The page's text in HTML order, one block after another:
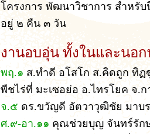
โครงการ พัฒนาวิชาการ สำหรั
อยู่ ๒ คืน ๓ วัน
งานอบอุ่น ทั้งในและนอ
พฤ.๑ ส.ทำดี อโสโก ส.คิดถูก ทิฏ
พืชไร่ที่ มะเซอย่อ อ.ไทรโยค จ.
จ.๕ ดร.ขวัญดี อัตวาวุฒิชัย มาบ
ศ.๙-อา.๑๑ คุณช่วยบุญ จันทร์รัก